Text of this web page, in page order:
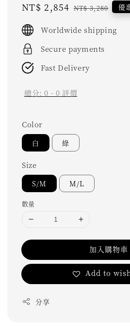
Sale
NT$ 2,854 Regular
NT$ 3,280 優
Worldwide shipping
Secure payments
Fast Delivery
總分:0 - 0 評價
Color
白 綠
Size
S/M M/L
數量
加入購物車
Add to
分享